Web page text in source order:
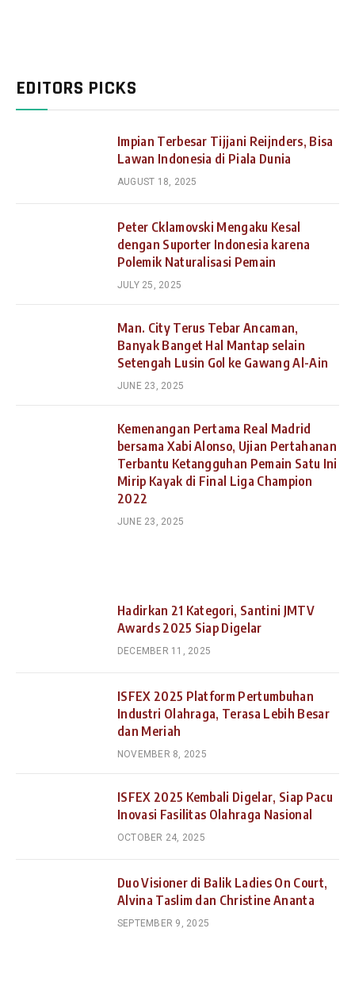
EDITORS PICKS
Impian Terbesar Tijjani Reijnders, Bisa
Lawan Indonesia di Piala Dunia
AUGUST 18, 2025
Peter Cklamovski Mengaku Kesal
dengan Suporter Indonesia karena
Polemik Naturalisasi Pemain
JULY 25, 2025
Man. City Terus Tebar Ancaman,
Banyak Banget Hal Mantap selain
Setengah Lusin Gol ke Gawang Al-Ain
JUNE 23, 2025
Kemenangan Pertama Real Madrid
bersama Xabi Alonso, Ujian Pertahanan
Terbantu Ketangguhan Pemain Satu Ini
Mirip Kayak di Final Liga Champion
2022
JUNE 23, 2025
Hadirkan 21 Kategori, Santini JMTV
Awards 2025 Siap Digelar
DECEMBER 11, 2025
ISFEX 2025 Platform Pertumbuhan
Industri Olahraga, Terasa Lebih Besar
dan Meriah
NOVEMBER 8, 2025
ISFEX 2025 Kembali Digelar, Siap Pacu
Inovasi Fasilitas Olahraga Nasional
OCTOBER 24, 2025
Duo Visioner di Balik Ladies On Court,
Alvina Taslim dan Christine Ananta
SEPTEMBER 9, 2025